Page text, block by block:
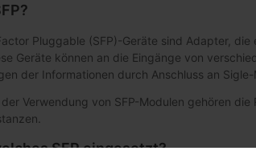
Pluggable (SFP)-Geräte sind Adapter,
Geräte können an die Eingänge von
der Informationen durch Anschluss an
Verwendung von SFP-Modulen gehören
SFP eingesetzt?